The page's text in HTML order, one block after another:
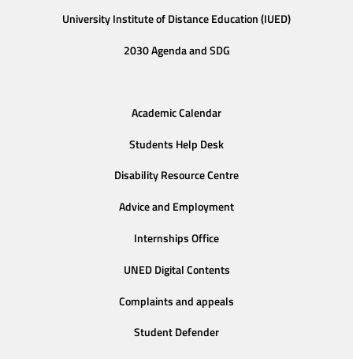
University Institute of Distance Education (IUED)
2030 Agenda and SDG
Academic Calendar
Students Help Desk
Disability Resource Centre
Advice and Employment
Internships Office
UNED Digital Contents
Complaints and appeals
Student Defender